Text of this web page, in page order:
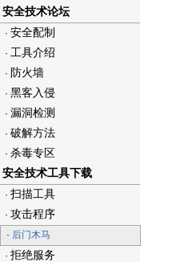
安全技术论坛
· 安全配制
· 工具介绍
· 防火墙
· 黑客入侵
· 漏洞检测
· 破解方法
· 杀毒专区
安全技术工具下载
· 扫描工具
· 攻击程序
· 后门木马
· 拒绝服务